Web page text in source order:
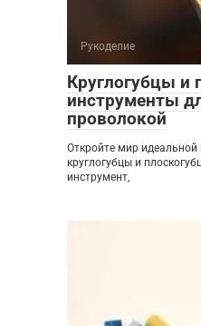
Рукоделие
Круглогубцы и
инструменты
проволокой
Откройте мир
круглогубцы и
инструмент,